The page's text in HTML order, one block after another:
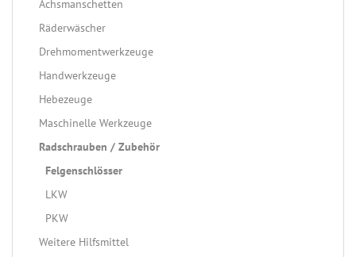
Achsmanschetten
Räderwäscher
Drehmomentwerkzeuge
Handwerkzeuge
Hebezeuge
Maschinelle Werkzeuge
Radschrauben / Zubehör
Felgenschlösser
LKW
PKW
Weitere Hilfsmittel